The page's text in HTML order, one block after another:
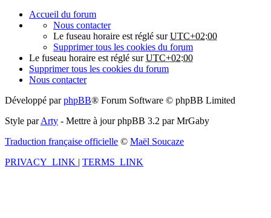
Accueil du forum
Nous contacter
Le fuseau horaire est réglé surUTC+02:00
Supprimer tous les cookies du forum
Le fuseau horaire est réglé surUTC+02:00
Supprimer tous les cookies du forum
Nous contacter
Développé parphpBB® Forum Software © phpBB Limited
Style parArty - Mettre à jour phpBB 3.2 par MrGaby
Traduction française officielle © Maël Soucaze
PRIVACY_LINK | TERMS_LINK